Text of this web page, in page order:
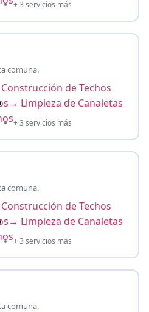
+ 3 servicios más
comuna.
de Techos
→ Limpieza de Canaletas
+ 3 servicios más
comuna.
de Techos
→ Limpieza de Canaletas
+ 3 servicios más
comuna.